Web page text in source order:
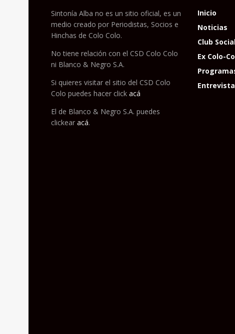
Sintonía Alba no es un sitio oficial, es un
medio creado por Periodistas, Socios e
Hinchas de Colo Colo.
No tiene relación con el CSD Colo Colo
ni Blanco & Negro S.A.
Si quieres visitar el sitio del CSD Colo
Colo puedes hacer click acá
El de Blanco & Negro S.A. puedes
clickear acá.
Inicio
Noticias
Club
Ex Colo-